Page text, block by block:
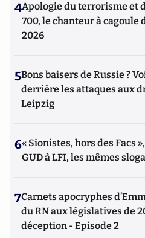
4Apologie du terrorisme et
700, le chanteur à cagoule
2026
5Bons baisers de Russie ?
derrière les attaques aux
Leipzig
6« Sionistes, hors des Facs
GUD à LFI, les mêmes
7Carnets apocryphes
du RN aux législatives de
déception - Episode 2